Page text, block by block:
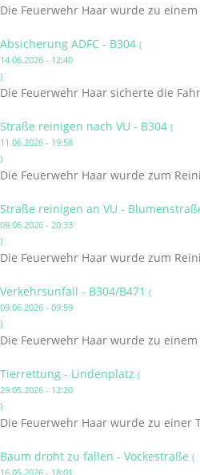
Die Feuerwehr Haar wurde zu
Absicherung ADFC - B304 (
14.06.2026 - 12:40
)
Die Feuerwehr Haar sicherte die
Straße reinigen nach VU - B304 (
11.06.2026 - 19:58
)
Die Feuerwehr Haar wurde zum
Straße reinigen an VU -
09.06.2026 - 20:33
)
Die Feuerwehr Haar wurde zum
Verkehrsunfall - B304/B471 (
09.06.2026 - 09:59
)
Die Feuerwehr Haar wurde zu
Tierrettung - Lindenplatz (
29.05.2026 - 12:20
)
Die Feuerwehr Haar wurde zu
Baum droht zu fallen - Vockestraße (
16.05.2026 - 18:01